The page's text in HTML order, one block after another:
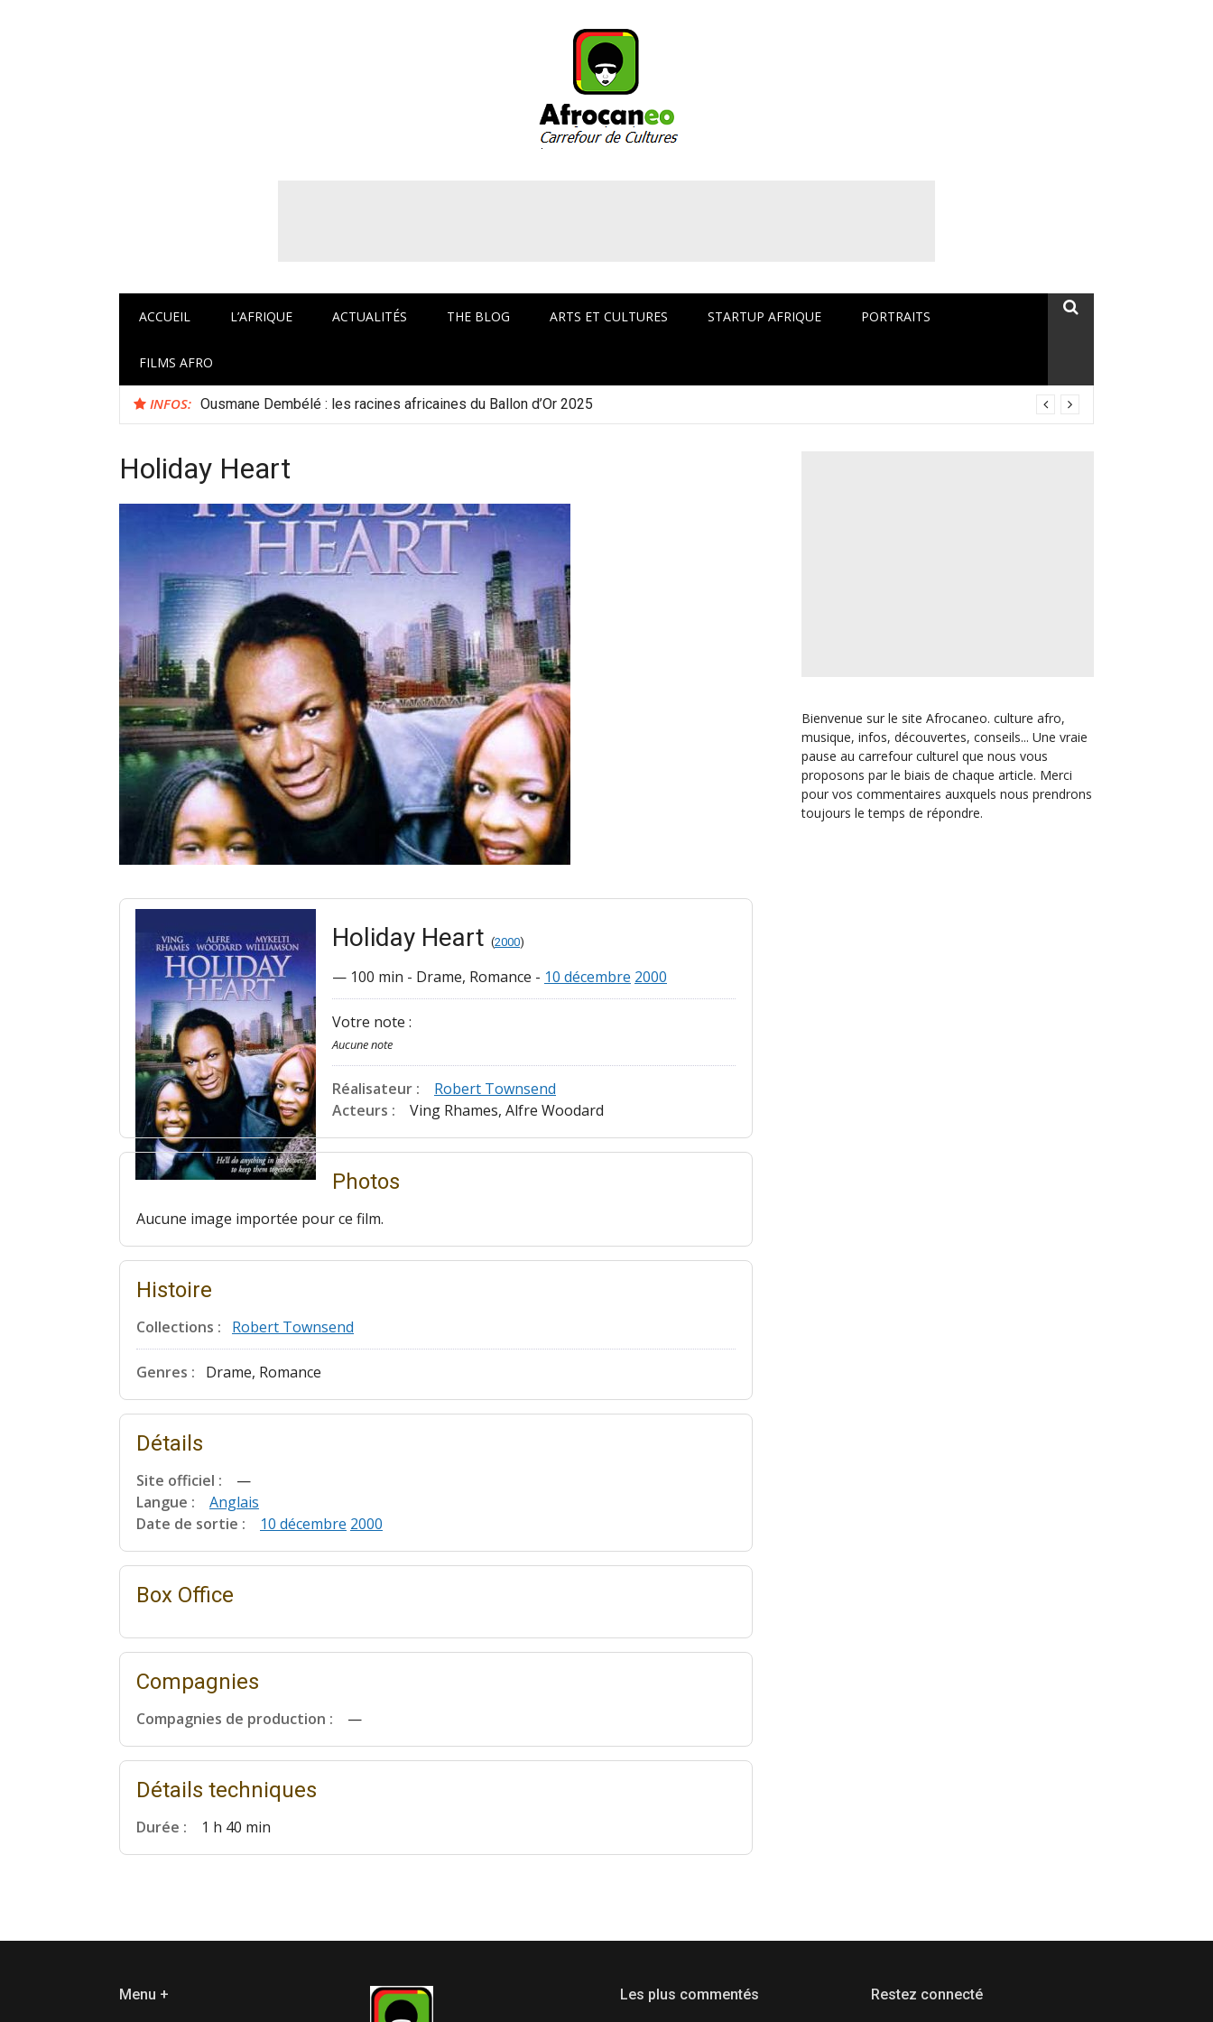
ACCUEIL L’AFRIQUE ACTUALITÉS THE BLOG ARTS ET CULTURES STARTUP AFRIQUE PORTRAITS
FILMS AFRO
INFOS: Ousmane Dembélé : les racines africaines du Ballon d’Or 2025
Holiday Heart
Holiday Heart (2000)
— 100 min - Drame, Romance - 10 décembre 2000
Votre note :
Aucune note
Réalisateur :
Robert Townsend
Acteurs :
Ving Rhames, Alfre Woodard
Photos
Aucune image importée pour ce film.
Histoire
Collections : Robert Townsend
Genres : Drame, Romance
Détails
Site officiel :
—
Langue :
Anglais
Date de sortie :
10 décembre 2000
Box Office
Compagnies
Compagnies de production : —
Détails techniques
Durée : 1 h 40 min
Bienvenue sur le site Afrocaneo. culture afro,
musique, infos, découvertes, conseils... Une vraie
pause au carrefour culturel que nous vous
proposons par le biais de chaque article. Merci
pour vos commentaires auxquels nous prendrons
toujours le temps de répondre.
Menu + Les plus commentés Restez connecté